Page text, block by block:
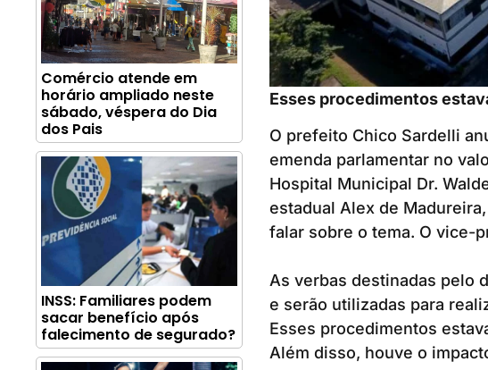
Comércio atende em
horário ampliado neste
sábado, véspera do Dia
dos Pais
INSS: Familiares podem
sacar benefício após
falecimento de segurado?
Esses procedimentos
O prefeito Chico Sardelli
emenda parlamentar no
Hospital Municipal Dr.
estadual Alex de
falar sobre o tema. O vice-
As verbas destinadas pelo
e serão utilizadas para
Esses procedimentos
Além disso, houve o